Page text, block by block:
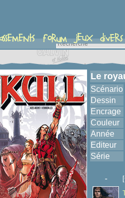
Le
Scénario
Dessin
Encrage
Couleur
Année
Editeur
Série
-